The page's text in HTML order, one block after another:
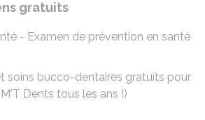
gratuits
- Examen de prévention en santé
soins bucco-dentaires gratuits pour
Dents tous les ans !)